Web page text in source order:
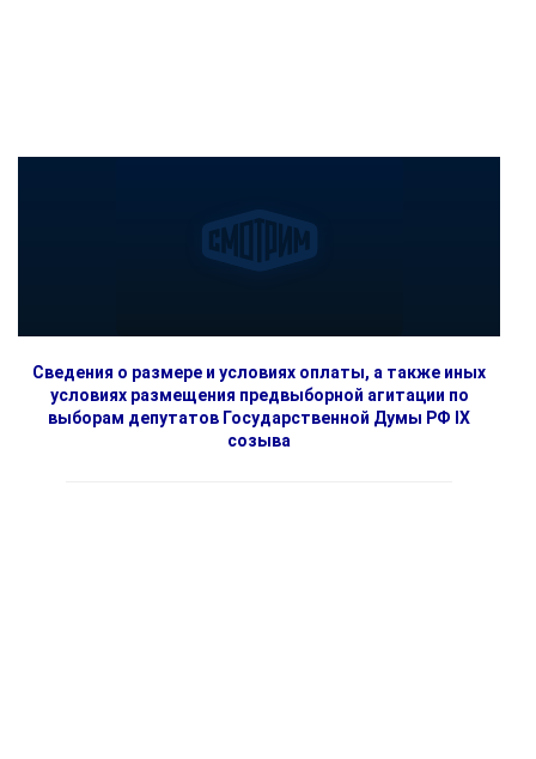
Сведения о размере и условиях оплаты, а также иных
условиях размещения предвыборной агитации по
выборам депутатов Государственной Думы РФ IX
созыва